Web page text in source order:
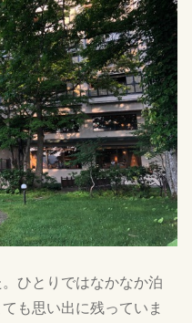
ひとりではなかなか泊
も思い出に残っていま